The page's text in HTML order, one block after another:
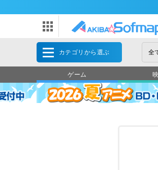
カテゴリから選ぶ
ゲーム